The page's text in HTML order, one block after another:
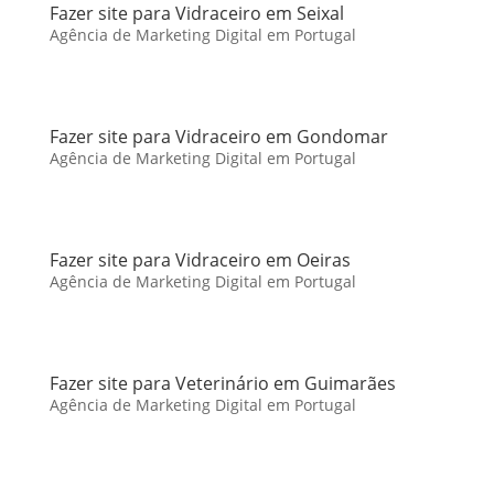
Fazer site para Vidraceiro em Seixal
Agência de Marketing Digital em Portugal
Fazer site para Vidraceiro em Gondomar
Agência de Marketing Digital em Portugal
Fazer site para Vidraceiro em Oeiras
Agência de Marketing Digital em Portugal
Fazer site para Veterinário em Guimarães
Agência de Marketing Digital em Portugal